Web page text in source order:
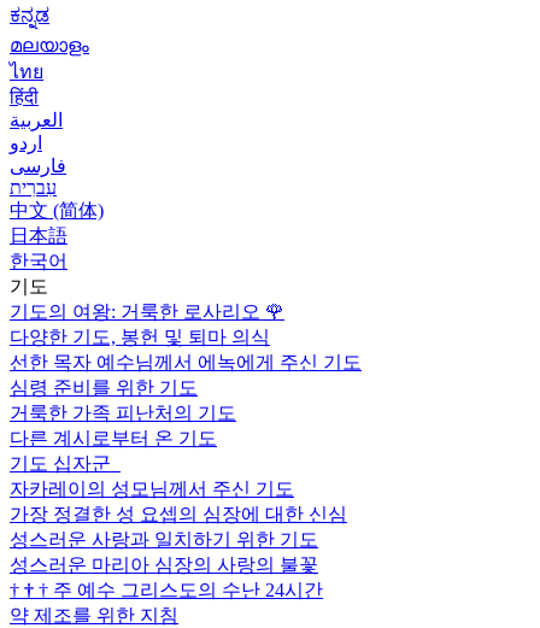
ಕನ್ನಡ
മലയാളം
ไทย
हिंदी
العربية
اردو
فارسی
עִברִית
中文 (简体)
日本語
한국어
기도
기도의 여왕: 거룩한 로사리오 🌹
다양한 기도, 봉헌 및 퇴마 의식
선한 목자 예수님께서 에녹에게 주신 기도
심령 준비를 위한 기도
거룩한 가족 피난처의 기도
다른 계시로부터 온 기도
기도 십자군
자카레이의 성모님께서 주신 기도
가장 정결한 성 요셉의 심장에 대한 신심
성스러운 사랑과 일치하기 위한 기도
성스러운 마리아 심장의 사랑의 불꽃
† † † 주 예수 그리스도의 수난 24시간
약 제조를 위한 지침